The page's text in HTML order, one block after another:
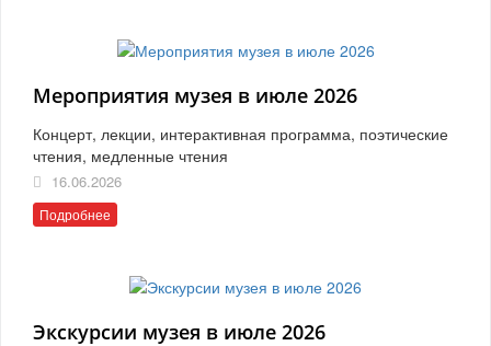
Мероприятия музея в июле 2026
Концерт, лекции, интерактивная программа, поэтические
чтения, медленные чтения
16.06.2026
Подробнее
Экскурсии музея в июле 2026